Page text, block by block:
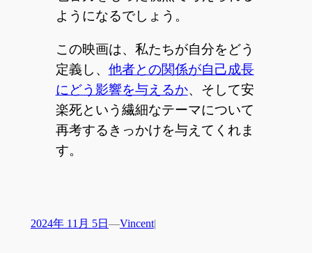
ようになるでしょう。
この映画は、私たちが自分をどう
定義し、 他者との関係が自己成長
にどう影響を与えるか、そして安
楽死という繊細なテーマについて
再考するきっかけを与えてくれま
す。
2024年 11月 5日 —Vincent|